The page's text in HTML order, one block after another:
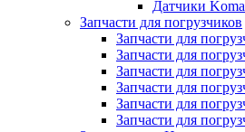
Датчики
Запчасти для погрузчиков
Запчасти для
Запчасти для
Запчасти для
Запчасти для
Запчасти для
Запчасти для